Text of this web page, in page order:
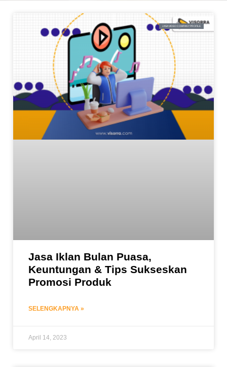
JASA VIDEO COMPANY PROFILE
Jasa Iklan Bulan Puasa,
Keuntungan & Tips Sukseskan
Promosi Produk
SELENGKAPNYA »
April 14, 2023